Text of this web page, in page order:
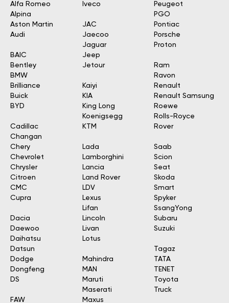
Alfa Romeo
Alpina
Aston Martin
Audi
BAIC
Bentley
BMW
Brilliance
Buick
BYD
Cadillac
Changan
Chery
Chevrolet
Chrysler
Citroen
CMC
Cupra
Dacia
Daewoo
Daihatsu
Datsun
Dodge
Dongfeng
DS
FAW
Iveco
JAC
Jaecoo
Jaguar
Jeep
Jetour
Kaiyi
KIA
King Long
Koenigsegg
KTM
Lada
Lamborghini
Lancia
Land Rover
LDV
Lexus
Lifan
Lincoln
Livan
Lotus
Mahindra
MAN
Maruti
Maserati
Maxus
Peugeot
PGO
Pontiac
Porsche
Proton
Ram
Ravon
Renault
Renault Samsung
Roewe
Rolls-Royce
Rover
Saab
Scion
Seat
Skoda
Smart
Spyker
SsangYong
Subaru
Suzuki
Tagaz
TATA
TENET
Toyota
Truck